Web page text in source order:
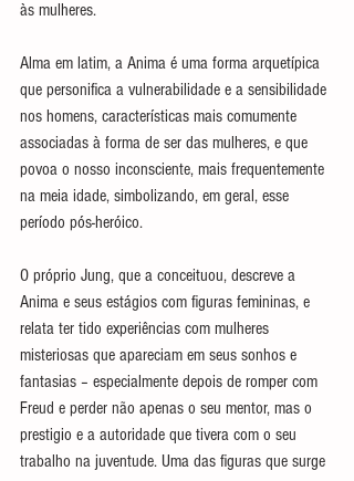
às mulheres.
Alma em latim, a Anima é uma forma arquetípica
que personifica a vulnerabilidade e a sensibilidade
nos homens, características mais comumente
associadas à forma de ser das mulheres, e que
povoa o nosso inconsciente, mais frequentemente
na meia idade, simbolizando, em geral, esse
período pós-heróico.
O próprio Jung, que a conceituou, descreve a
Anima e seus estágios com figuras femininas, e
relata ter tido experiências com mulheres
misteriosas que apareciam em seus sonhos e
fantasias – especialmente depois de romper com
Freud e perder não apenas o seu mentor, mas o
prestigio e a autoridade que tivera com o seu
trabalho na juventude. Uma das figuras que surge